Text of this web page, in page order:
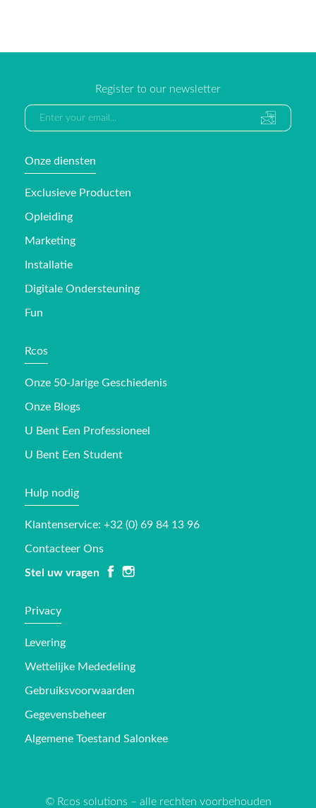
Register to our newsletter
Onze diensten
Exclusieve Producten
Opleiding
Marketing
Installatie
Digitale Ondersteuning
Fun
Rcos
Onze 50-Jarige Geschiedenis
Onze Blogs
U Bent Een Professioneel
U Bent Een Student
Hulp nodig
Klantenservice: +32 (0) 69 84 13 96
Contacteer Ons
Stel uw vragen
Privacy
Levering
Wettelijke Mededeling
Gebruiksvoorwaarden
Gegevensbeheer
Algemene Toestand Salonkee
© Rcos solutions – alle rechten voorbehouden